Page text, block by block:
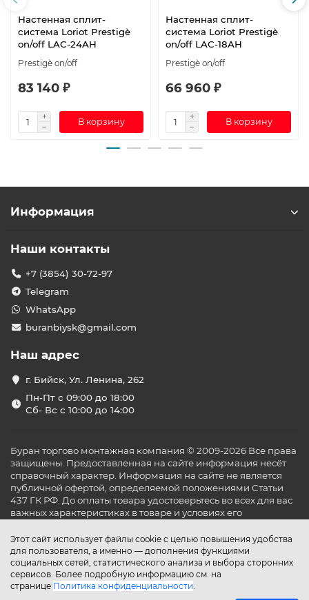
Настенная сплит-
система Loriot Prestigè
on/off LAC-24AH
Prestigè on/off
83 140 ₽
В корзину
Настенная сплит-
система Loriot Prestigè
on/off LAC-18AH
Prestigè on/off
66 960 ₽
В корзину
Этот сайт использует файлы cookie с целью повышения удобства
для пользователя, а именно — дополнения функциями
социальных сетей, статистического анализа и выбора сторонних
сервисов. Более подробную информацию см. на
странице Политика конфиденциальности.
Информация
Наши контакты
+7 (3854) 30-72-97
Telegram
WhatsApp
buranbiysk@gmail.com
Наш адрес
г. Бийск, Ул. Ленина, 262
Пн-Пт с 09:00 до 18:00
Сб- Вс с 10:00 до 14:00
Буран торгово монтажная компания © 2009-2026 Все права
защищены. Предоставленная на сайте информация несёт
справочный характер. Информация на сайте не является
публичной офертой, определяемой положениями Статьи
437 ГК РФ. До оплаты товара удостоверьтесь во всех для вас
важных характеристиках в товаре и условиях его